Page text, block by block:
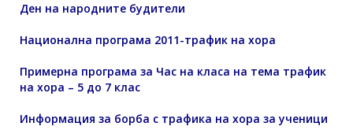
Ден на народните будители
Национална програма 2011-трафик на хора
Примерна програма за Час на класа на тема трафик
на хора – 5 до 7 клас
Информация за борба с трафика на хора за ученици